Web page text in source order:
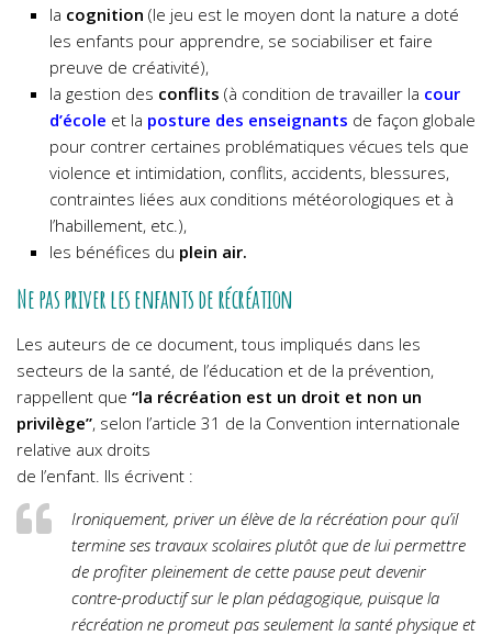
la cognition (le jeu est le moyen dont la nature a doté
les enfants pour apprendre, se sociabiliser et faire
preuve de créativité),
la gestion des conflits (à condition de travailler la cour
d’école et la posture des enseignants de façon globale
pour contrer certaines problématiques vécues tels que
violence et intimidation, conflits, accidents, blessures,
contraintes liées aux conditions météorologiques et à
l’habillement, etc.),
les bénéfices du plein air.
Ne pas priver les enfants de récréation
Les auteurs de ce document, tous impliqués dans les
secteurs de la santé, de l’éducation et de la prévention,
rappellent que “la récréation est un droit et non un
privilège”, selon l’article 31 de la Convention internationale
relative aux droits
de l’enfant. Ils écrivent :
Ironiquement, priver un élève de la récréation pour qu’il
termine ses travaux scolaires plutôt que de lui permettre
de profiter pleinement de cette pause peut devenir
contre-productif sur le plan pédagogique, puisque la
récréation ne promeut pas seulement la santé physique et